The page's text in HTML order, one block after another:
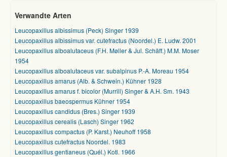
Verwandte Arten
Leucopaxillus albissimus (Peck) Singer 1939
Leucopaxillus albissimus var. cutefractus (Noordel.) E. Ludw. 2001
Leucopaxillus alboalutaceus (F.H. Møller & Jul. Schäff.) M.M. Moser
1954
Leucopaxillus alboalutaceus var. subalpinus P.-A. Moreau 1954
Leucopaxillus amarus (Alb. & Schwein.) Kühner 1928
Leucopaxillus amarus f. bicolor (Murrill) Singer & A.H. Sm. 1943
Leucopaxillus baeospermus Kühner 1954
Leucopaxillus candidus (Bres.) Singer 1939
Leucopaxillus cerealis (Lasch) Singer 1962
Leucopaxillus compactus (P. Karst.) Neuhoff 1958
Leucopaxillus cutefractus Noordel. 1983
Leucopaxillus gentianeus (Quél.) Kotl. 1966